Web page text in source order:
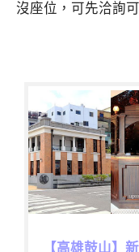
沒座位，可先洽詢
【高雄鼓山】